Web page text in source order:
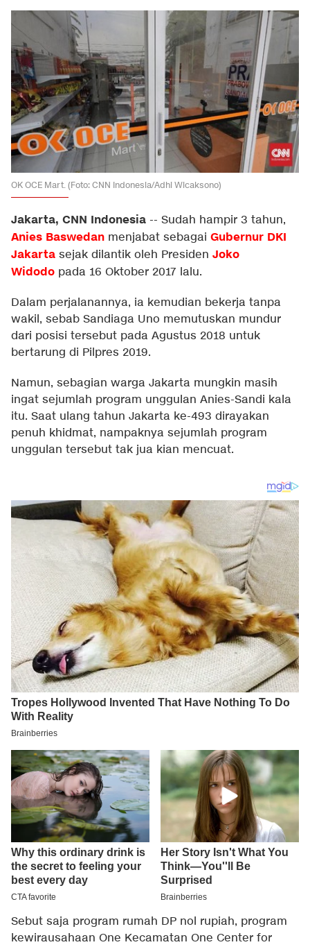
OK OCE Mart. (Foto: CNN Indonesia/Adhi Wicaksono)
Jakarta, CNN Indonesia -- Sudah hampir 3 tahun,
Anies Baswedan menjabat sebagai Gubernur DKI
Jakarta sejak dilantik oleh Presiden Joko
Widodo pada 16 Oktober 2017 lalu.
Dalam perjalanannya, ia kemudian bekerja tanpa
wakil, sebab Sandiaga Uno memutuskan mundur
dari posisi tersebut pada Agustus 2018 untuk
bertarung di Pilpres 2019.
Namun, sebagian warga Jakarta mungkin masih
ingat sejumlah program unggulan Anies-Sandi kala
itu. Saat ulang tahun Jakarta ke-493 dirayakan
penuh khidmat, nampaknya sejumlah program
unggulan tersebut tak jua kian mencuat.
Sebut saja program rumah DP nol rupiah, program
kewirausahaan One Kecamatan One Center for